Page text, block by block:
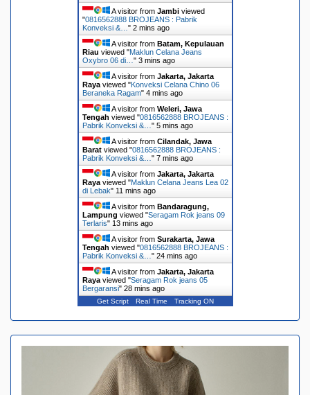
A visitor from Jambiviewed
"0816562888 BROJEANS : Pabrik
Konveksi &… " 2 mins ago
A visitor from Batam, Kepulauan
Riau viewed "Maklun Celana Jeans
Oxybro 06 di… " 3 mins ago
A visitor from Jakarta, Jakarta
Rayaviewed "Konveksi Celana Chino 06
Beraneka Ragam" 4 mins ago
A visitor from Weleri, Jawa
Tengah viewed "0816562888 BROJEANS :
Pabrik Konveksi &… " 5 mins ago
A visitor from Cilandak, Jawa
Baratviewed "0816562888 BROJEANS :
Pabrik Konveksi &… " 7 mins ago
A visitor from Jakarta, Jakarta
Rayaviewed "Maklun Celana Jeans Lea 02
di Lebak" 11 mins ago
A visitor from Bandaragung,
Lampung viewed "Seragam Rok jeans 09
Terlaris" 13 mins ago
A visitor from Surakarta, Jawa
Tengah viewed "0816562888 BROJEANS :
Pabrik Konveksi &… " 24 mins ago
A visitor from Jakarta, Jakarta
Rayaviewed "Seragam Rok jeans 05
Bergaransi" 28 mins ago
Get Script Real Time Tracking ON